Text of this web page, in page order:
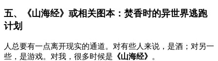
五、《山海经》或相关图本：焚香时的异世界逃跑
计划
人总要有一点离开现实的通道。对有些人来说，是酒；对另一
些，是游戏。对我，很多时候是 《山海经》 。